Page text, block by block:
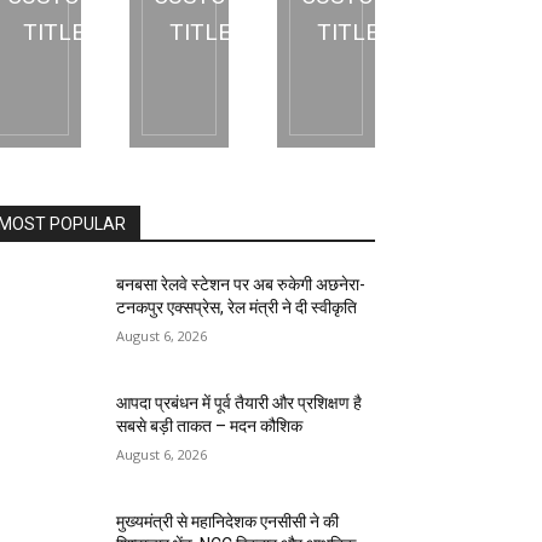
TITLE
TITLE
TITLE
POPULAR
बनबसा रेलवे स्टेशन पर अब रुकेगी अछनेरा-
टनकपुर एक्सप्रेस, रेल मंत्री ने दी स्वीकृति
August 6, 2026
आपदा प्रबंधन में पूर्व तैयारी और प्रशिक्षण है
सबसे बड़ी ताकत – मदन कौशिक
August 6, 2026
मुख्यमंत्री से महानिदेशक एनसीसी ने की